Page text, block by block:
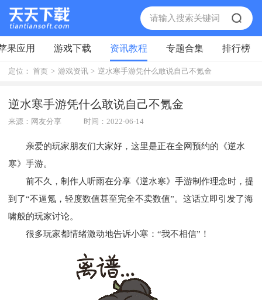
果应用 游戏下载 资讯教程 专题合集 排行榜
定位： 首页 > 游戏资讯 > 逆水寒手游凭什么敢说自己不氪金
逆水寒手游凭什么敢说自己不氪金
来源：网友分享 时间：2022-06-14
亲爱的玩家朋友们大家好，这里是正在全网预约的《逆水
寒》手游。
前不久，制作人听雨在分享《逆水寒》手游制作理念时，提
到了“不逼氪，轻度数值甚至完全不卖数值”。这话立即引发了海
啸般的玩家讨论。
很多玩家都情绪激动地告诉小寒：“我不相信”！